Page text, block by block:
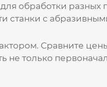
обработки
станки с
Сравните
не только